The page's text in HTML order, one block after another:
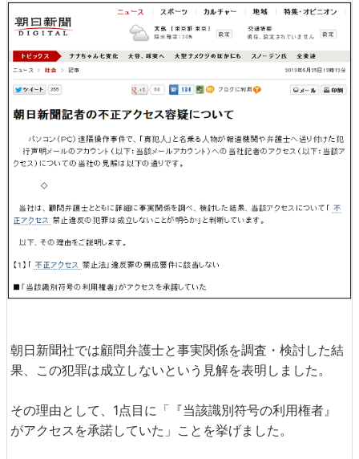
朝日新聞社では顧問弁護士と事実関係を調査・検討した結
果、この犯罪は成立しないという見解を表明しました。
その理由として、1点目に「『当該識別符号の利用権者』
がアクセスを承諾していた」ことを挙げました。